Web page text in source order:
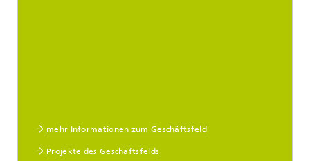
mehr Informationen zum Geschäftsfeld
Projekte des Geschäftsfelds